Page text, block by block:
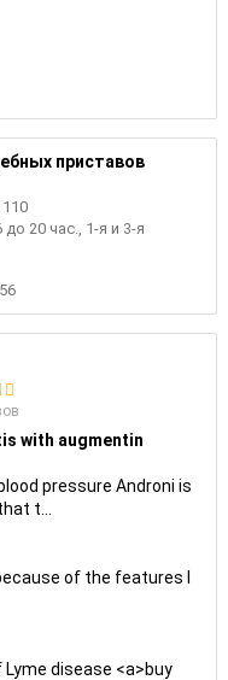
приставов
20 час., 1-я и 3-я
with augmentin
pressure Androni is
t
of the features I
disease <a>buy